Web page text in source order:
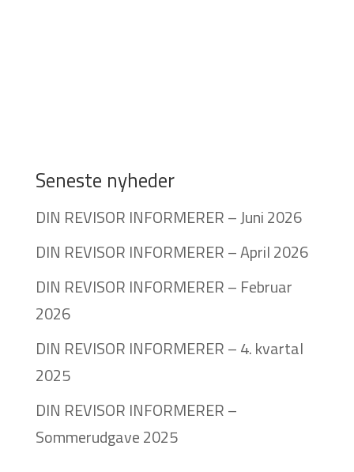
Seneste nyheder
DIN REVISOR INFORMERER – Juni 2026
DIN REVISOR INFORMERER – April 2026
DIN REVISOR INFORMERER – Februar
2026
DIN REVISOR INFORMERER – 4. kvartal
2025
DIN REVISOR INFORMERER –
Sommerudgave 2025